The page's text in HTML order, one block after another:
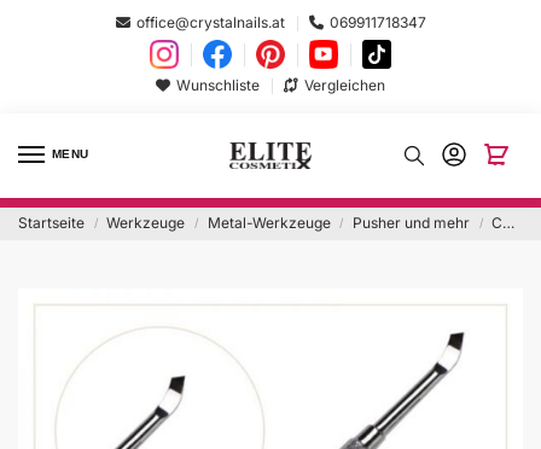
office@crystalnails.at 069911718347
Wunschliste Vergleichen
MENU
Startseite / Werkzeuge / Metal-Werkzeuge / Pusher und mehr / Cuticle Preparer